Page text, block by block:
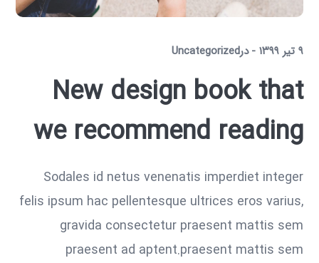
۹ تیر ۱۳۹۹ درUncategorized
New design book that
we recommend reading
Sodales id netus venenatis imperdiet integer
felis ipsum hac pellentesque ultrices eros varius,
gravida consectetur praesent mattis sem
praesent ad aptent.praesent mattis sem